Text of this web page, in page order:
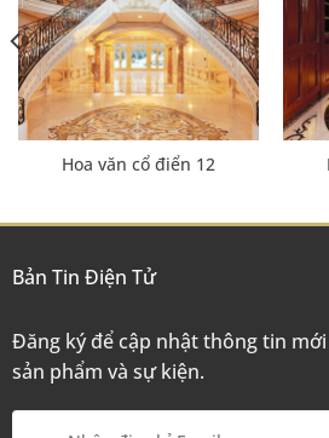
Hoa văn cổ điển 12
Bản Tin Điện Tử
Đăng ký để cập nhật thông tin
sản phẩm và sự kiện.